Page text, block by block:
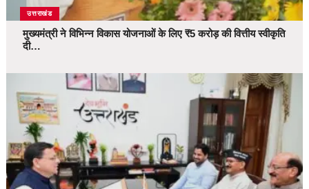
उत्तराखंड
मुख्यमंत्री ने विभिन्न विकास योजनाओं के लिए ₹5 करोड़ की वित्तीय स्वीकृति
दी…